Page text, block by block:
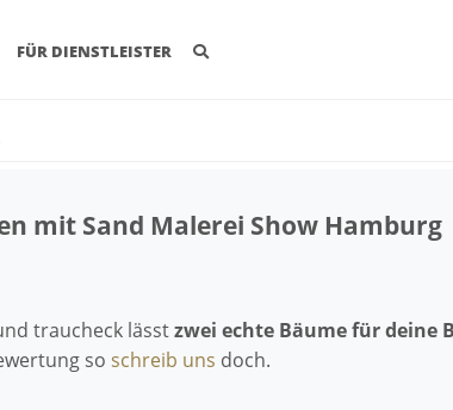
FÜR DIENSTLEISTER
mit Sand Malerei Show Hamburg
traucheck lässtzwei echte Bäume für deine
so schreib uns doch.